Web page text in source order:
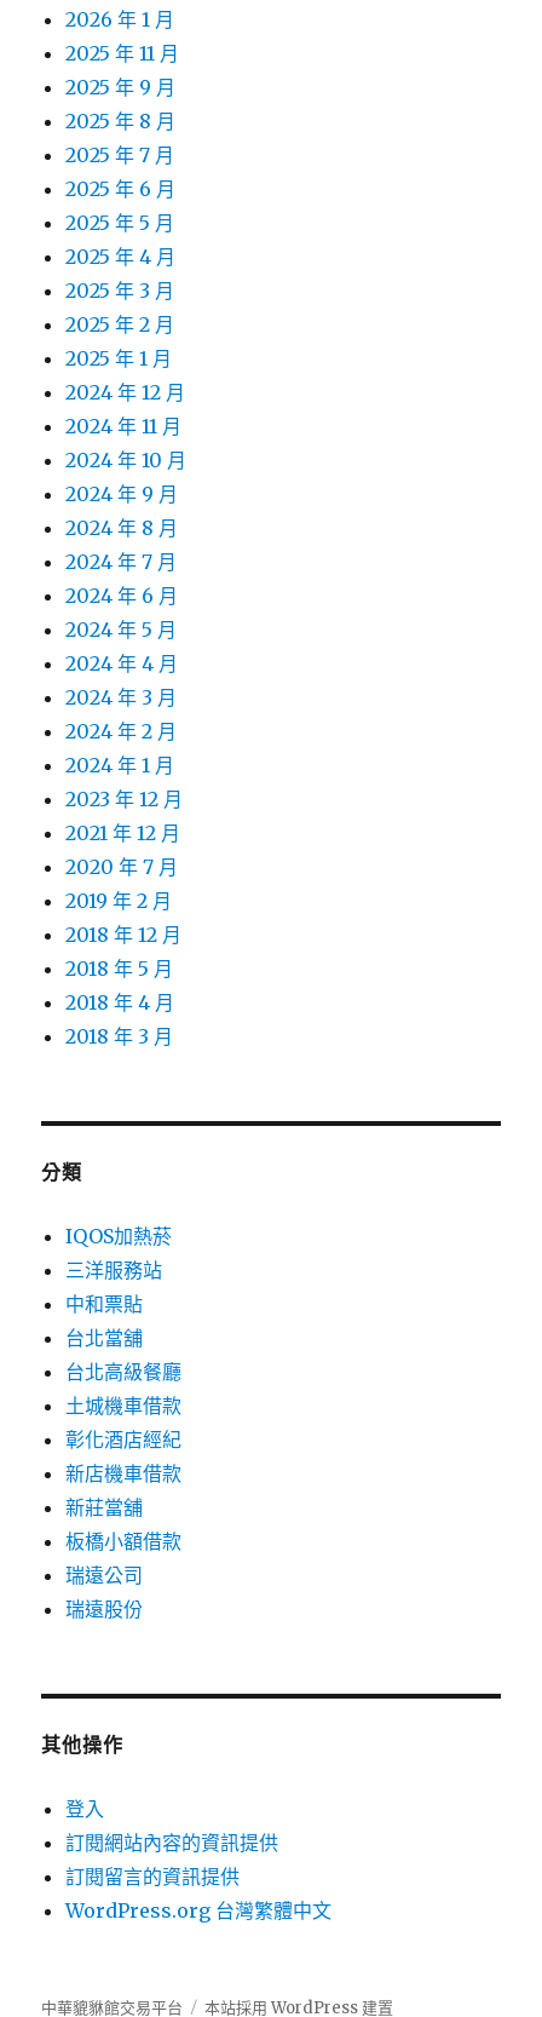
2026 年 1 月
2025 年 11 月
2025 年 9 月
2025 年 8 月
2025 年 7 月
2025 年 6 月
2025 年 5 月
2025 年 4 月
2025 年 3 月
2025 年 2 月
2025 年 1 月
2024 年 12 月
2024 年 11 月
2024 年 10 月
2024 年 9 月
2024 年 8 月
2024 年 7 月
2024 年 6 月
2024 年 5 月
2024 年 4 月
2024 年 3 月
2024 年 2 月
2024 年 1 月
2023 年 12 月
2021 年 12 月
2020 年 7 月
2019 年 2 月
2018 年 12 月
2018 年 5 月
2018 年 4 月
2018 年 3 月
分類
IQOS加熱菸
三洋服務站
中和票貼
台北當舖
台北高級餐廳
土城機車借款
彰化酒店經紀
新店機車借款
新莊當舖
板橋小額借款
瑞遠公司
瑞遠股份
其他操作
登入
訂閱網站內容的資訊提供
訂閱留言的資訊提供
WordPress.org 台灣繁體中文
中華貔貅館交易平台 本站採用 WordPress 建置